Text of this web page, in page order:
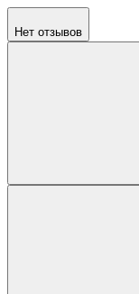
Нет отзывов